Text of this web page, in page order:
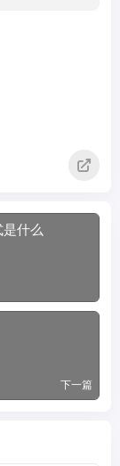
什么
下一篇